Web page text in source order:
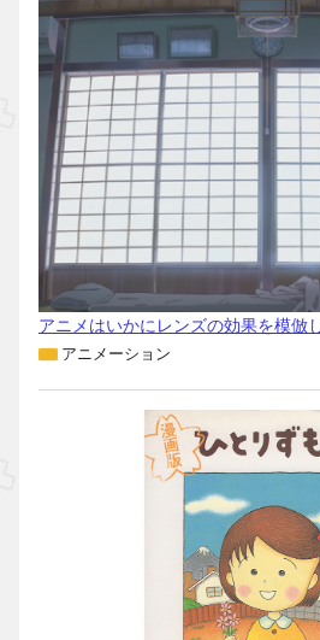
アニメはいかにレンズの効果を模倣
アニメーション